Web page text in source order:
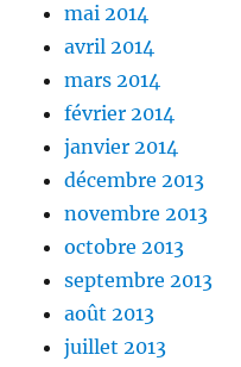
mai 2014
avril 2014
mars 2014
février 2014
janvier 2014
décembre 2013
novembre 2013
octobre 2013
septembre 2013
août 2013
juillet 2013